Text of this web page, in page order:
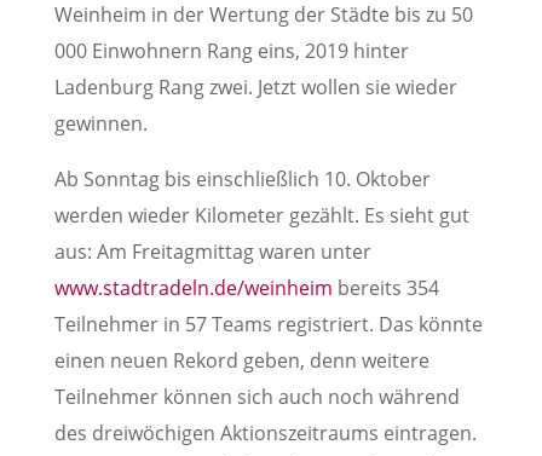
Weinheim in der Wertung der Städte bis zu 50
000 Einwohnern Rang eins, 2019 hinter
Ladenburg Rang zwei. Jetzt wollen sie wieder
gewinnen.
Ab Sonntag bis einschließlich 10. Oktober
werden wieder Kilometer gezählt. Es sieht gut
aus: Am Freitagmittag waren unter
www.stadtradeln.de/weinheim bereits 354
Teilnehmer in 57 Teams registriert. Das könnte
einen neuen Rekord geben, denn weitere
Teilnehmer können sich auch noch während
des dreiwöchigen Aktionszeitraums eintragen.